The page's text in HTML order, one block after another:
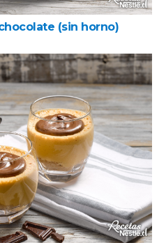
(sin horno)